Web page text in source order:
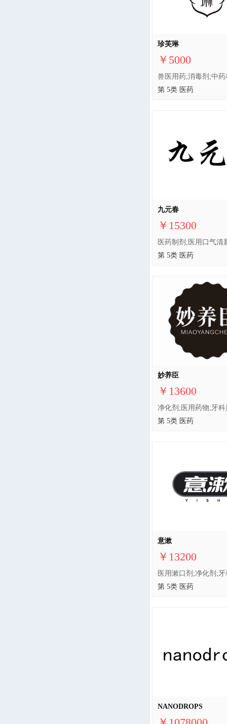
珍芙琳
￥5000
第 5类 医药
九元春
￥15300
第 5类 医药
妙养臣
￥13600
第 5类 医药
意漱
￥13200
第 5类 医药
NANODROPS